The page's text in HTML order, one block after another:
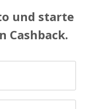
und starte
Cashback.